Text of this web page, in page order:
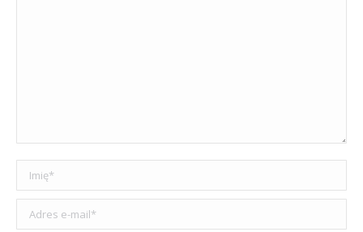
Imię *
Adres e-mail *